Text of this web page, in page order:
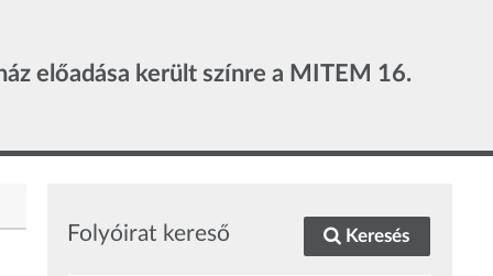
előadása került színre a MITEM 16.
Folyóirat kereső Keresés